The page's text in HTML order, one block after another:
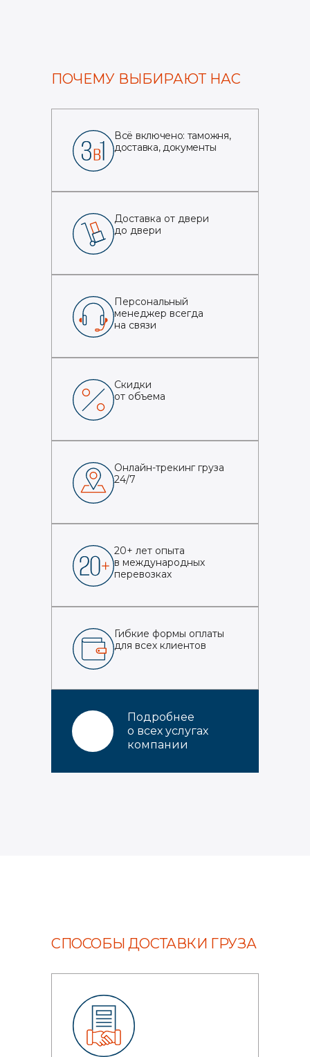
ПОЧЕМУ ВЫБИРАЮТ НАС
Всё включено: таможня,
доставка, документы
Доставка от двери
до двери
Персональный
менеджер всегда
на связи
Скидки
от объема
Онлайн-трекинг груза
24/7
20+ лет опыта
в международных
перевозках
Гибкие формы оплаты
для всех клиентов
Подробнее
о всех услугах
компании
СПОСОБЫ ДОСТАВКИ ГРУЗА